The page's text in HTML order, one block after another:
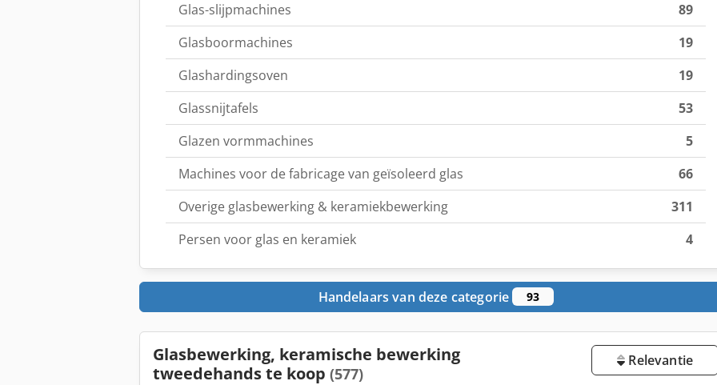
Glas-slijpmachines
89
Glasboormachines
19
Glashardingsoven
19
Glassnijtafels
53
Glazen vormmachines
5
Machines voor de fabricage van geïsoleerd glas
66
Overige glasbewerking & keramiekbewerking
311
Persen voor glas en keramiek
4
Handelaars van deze categorie 93
Glasbewerking, keramische bewerking
tweedehands te koop (577)
Relevantie